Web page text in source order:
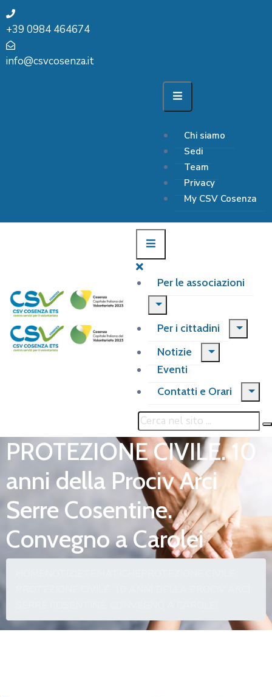
+39 0984 464674
info@csvcosenza.it
Chi siamo
Sedi
Team
Privacy
My CSV Cosenza
Per le associazioni
Per i cittadini
Notizie
Eventi
Contatti e Orari
PROTEZIONE CIVILE. 10
anni della Prociv Arci
Serre Cosentine.
Convegno a Carolei